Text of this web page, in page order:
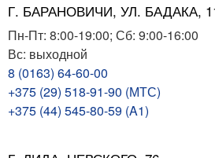
Г. БАРАНОВИЧИ, УЛ. БАДАКА,
Пн-Пт: 8:00-19:00; Сб: 9:00-16:00
Вс: выходной
8 (0163) 64-60-00
+375 (29) 518-91-90 (МТС)
+375 (44) 545-80-59 (A1)